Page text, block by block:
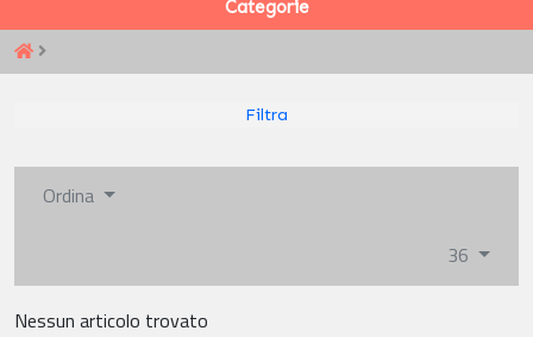
Categorie
Filtra
Ordina
36
Nessun articolo trovato